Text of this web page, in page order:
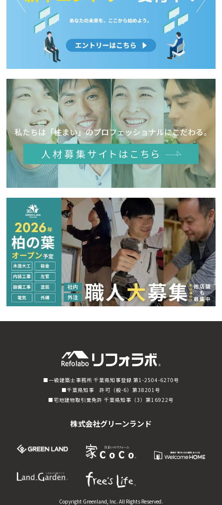
一級建築士事務所 千葉県知事登録 第1-2504-6270号
千葉県知事 許可（般-6）第38201号
宅地建物取引業免許 千葉県知事（3）第16922号
株式会社グリーンランド
Copyright Greenland, Inc. All Rights Reserved.